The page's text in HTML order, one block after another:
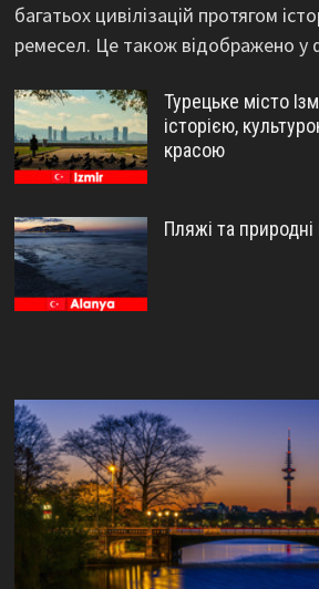
багатьох цивілізацій протягом
ремесел. Це також відображено
Турецьке місто
історією,
красою
Пляжі та природні